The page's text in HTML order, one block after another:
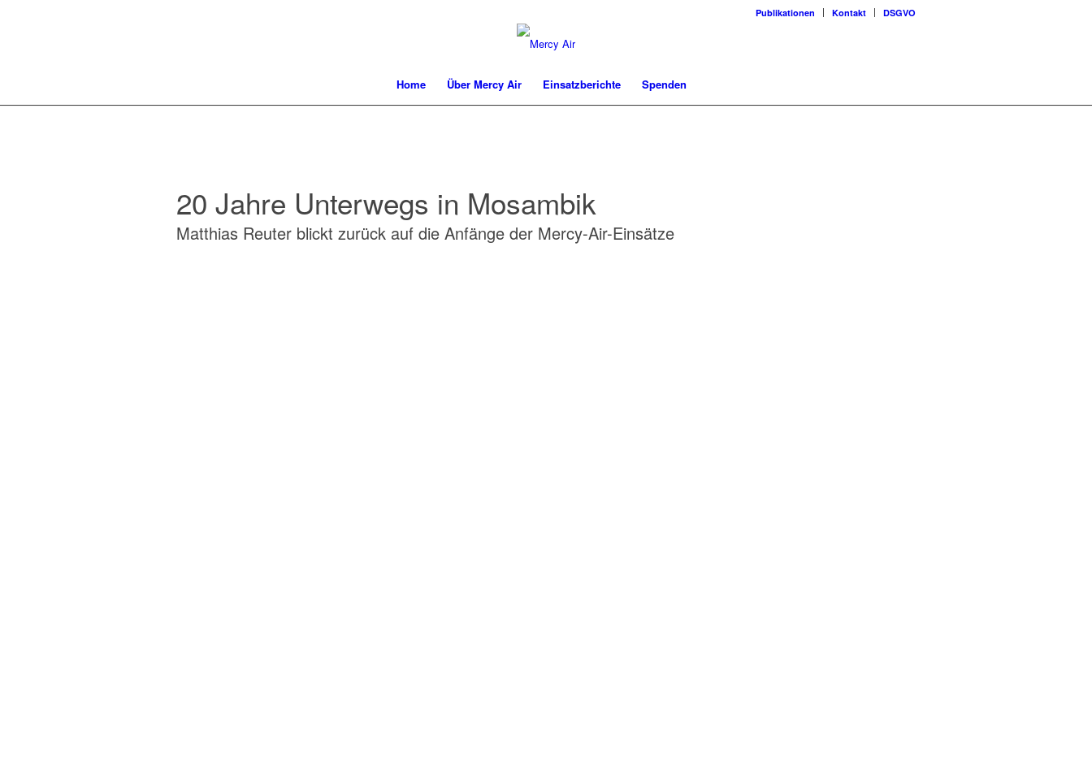
Publikationen Kontakt DSGVO
Home Über Mercy Air Einsatzberichte Spenden
20 Jahre Unterwegs in Mosambik
Matthias Reuter blickt zurück auf die Anfänge der Mercy-Air-Einsätze